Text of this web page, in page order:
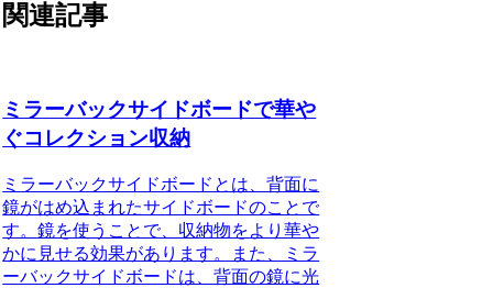
関連記事
ミラーバックサイドボードで華や
ぐコレクション収納
ミラーバックサイドボードとは、背面に
鏡がはめ込まれたサイドボードのことで
す。鏡を使うことで、収納物をより華や
かに見せる効果があります。また、ミラ
ーバックサイドボードは、背面の鏡に光